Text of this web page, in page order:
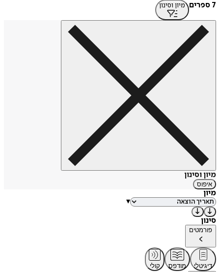
7 ספרים מיון וסינון
מיון וסינון
איפוס
מיון
▾
סינון
פורמטים
דיגיטלי מודפס
קולי